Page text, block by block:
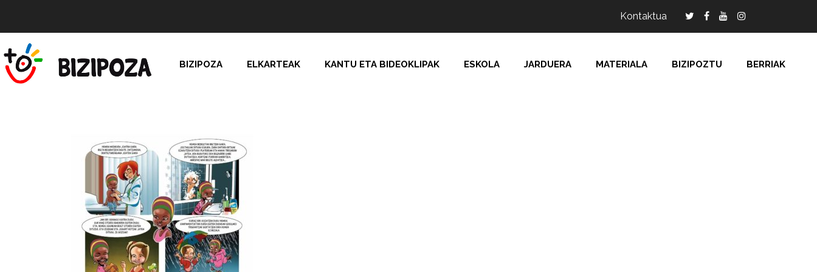
Kontaktua
BIZIPOZA ELKARTEAK KANTU ETA BIDEOKLIPAK ESKOLA JARDUERA MATERIALA BIZIPOZTU BERRIAK